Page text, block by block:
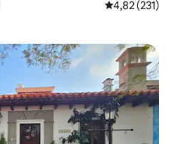
Évaluation
4,82 (231)